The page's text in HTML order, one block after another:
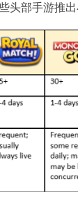
头部手游推